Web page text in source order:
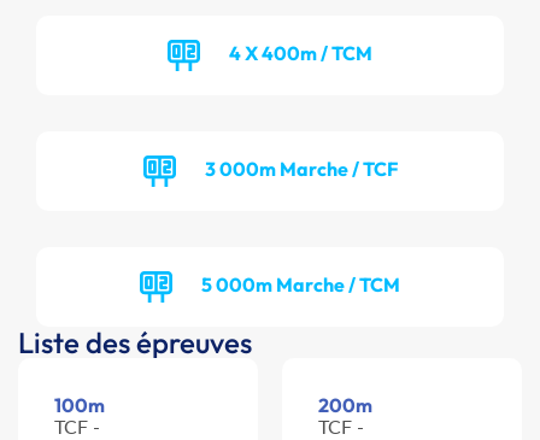
4 X 400m / TCM
3 000m Marche / TCF
5 000m Marche / TCM
Liste des épreuves
100m
TCF -
200m
TCF -